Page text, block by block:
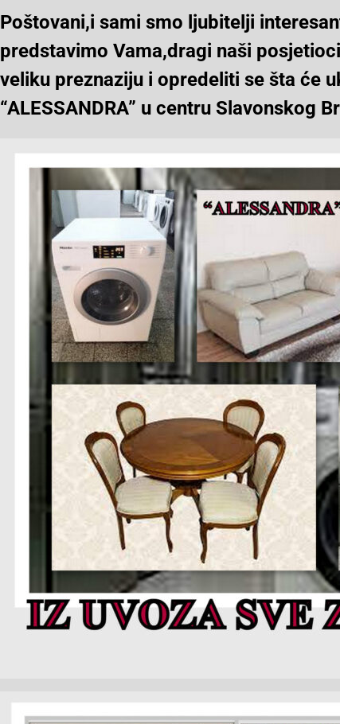
Poštovani,i sami smo ljubitelji
predstavimo Vama,dragi naši
veliku preznaziju i opredeliti se šta će
“ALESSANDRA” u centru Slavonskog